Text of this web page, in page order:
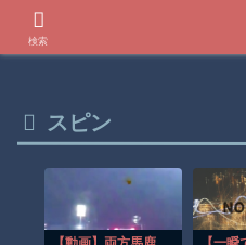
スピン
検索